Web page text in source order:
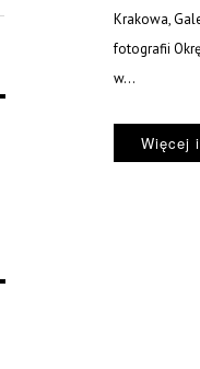
Krakowa,
fotografii
w...
Więcej